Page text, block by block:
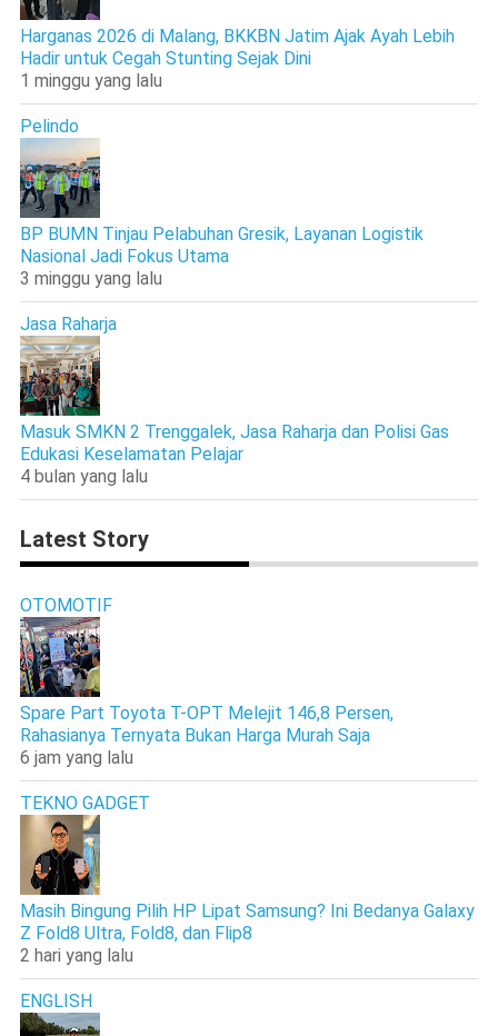
Harganas 2026 di Malang, BKKBN Jatim Ajak Ayah Lebih
Hadir untuk Cegah Stunting Sejak Dini
1 minggu yang lalu
Pelindo
BP BUMN Tinjau Pelabuhan Gresik, Layanan Logistik
Nasional Jadi Fokus Utama
3 minggu yang lalu
Jasa Raharja
Masuk SMKN 2 Trenggalek, Jasa Raharja dan Polisi Gas
Edukasi Keselamatan Pelajar
4 bulan yang lalu
Latest Story
OTOMOTIF
Spare Part Toyota T-OPT Melejit 146,8 Persen,
Rahasianya Ternyata Bukan Harga Murah Saja
6 jam yang lalu
TEKNO GADGET
Masih Bingung Pilih HP Lipat Samsung? Ini Bedanya Galaxy
Z Fold8 Ultra, Fold8, dan Flip8
2 hari yang lalu
ENGLISH